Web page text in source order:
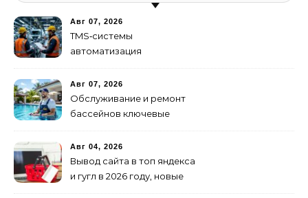
Авг 07, 2026
TMS‑системы
автоматизация
Авг 07, 2026
Обслуживание и ремонт
бассейнов ключевые
Авг 04, 2026
Вывод сайта в топ яндекса
и гугл в 2026 году, новые